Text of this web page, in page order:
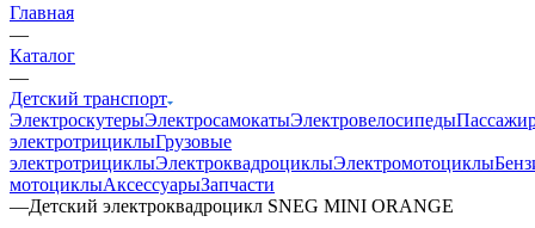
Главная
—
Каталог
—
Детский транспорт
ЭлектроскутерыЭлектросамокатыЭлектровелосипеды
электротрициклыГрузовые
электротрициклыЭлектроквадроциклыЭлектромотоциклы
мотоциклыАксессуарыЗапчасти
—Детский электроквадроцикл SNEG MINI ORANGE